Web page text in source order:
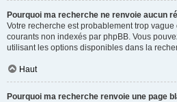
Pourquoi ma recherche ne renvoie aucun
Votre recherche est probablement trop
courants non indexés par phpBB. Vous
utilisant les options disponibles dans la
Haut
Pourquoi ma recherche renvoie une page